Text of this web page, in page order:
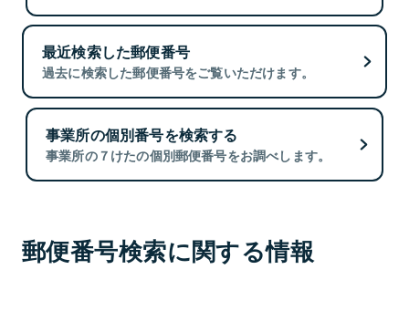
最近検索した郵便番号
過去に検索した郵便番号をご覧いただけます。
事業所の個別番号を検索する
事業所の７けたの個別郵便番号をお調べします。
郵便番号検索に関する情報